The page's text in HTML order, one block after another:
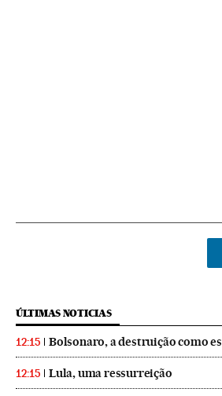
ÚLTIMAS NOTICIAS
12:15 Bolsonaro, a destruição como
12:15 Lula, uma ressurreição